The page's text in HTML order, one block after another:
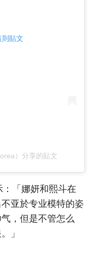
貼文
）分享的貼文
：「娜妍和熙斗在
亚於专业模特的姿
，但是不管怎么
」